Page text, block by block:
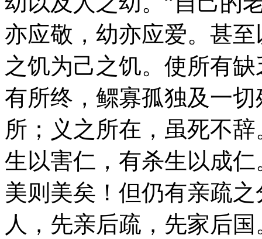
亦应敬，幼亦应爱。甚
之饥为己之饥。使所有
有所终，鳏寡孤独及一
所；义之所在，虽死不
生以害仁，有杀生以成
美则美矣！但仍有亲疏
人，先亲后疏，先家后